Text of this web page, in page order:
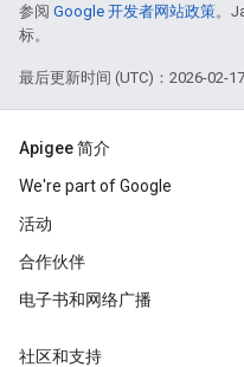
参阅 Google 开发者网站政策。
标。
最后更新时间 (UTC)：2026-02-17
Apigee 简介
We're part of Google
活动
合作伙伴
电子书和网络广播
社区和支持